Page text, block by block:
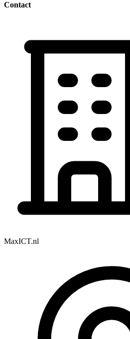
Contact
MaxICT.nl